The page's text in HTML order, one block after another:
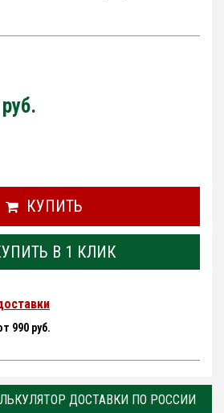
руб.
КУПИТЬ
В 1 КЛИК
990 руб.
ДОСТАВКИ ПО РОССИИ